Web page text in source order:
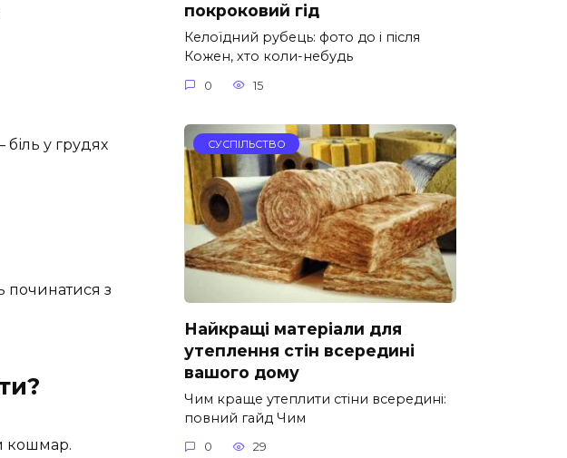
у грудях
починатися з
кошмар.
покроковий гід
Келоїдний рубець: фото до і після
Кожен, хто коли-небудь
0 15
СУСПІЛЬСТВО
Найкращі матеріали для
утеплення стін всередині
вашого дому
Чим краще утеплити стіни всередині:
повний гайд Чим
0 29